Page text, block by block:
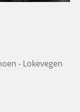
- Lokevegen